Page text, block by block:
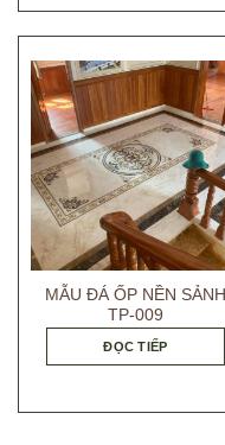
MẪU ĐÁ ỐP NỀN SẢNH
TP-009
ĐỌC TIẾP